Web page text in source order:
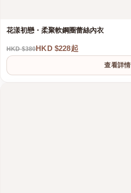
花漾初戀・柔聚軟鋼圈蕾絲內衣
HKD $380HKD $228起
查看詳情
港澳中文